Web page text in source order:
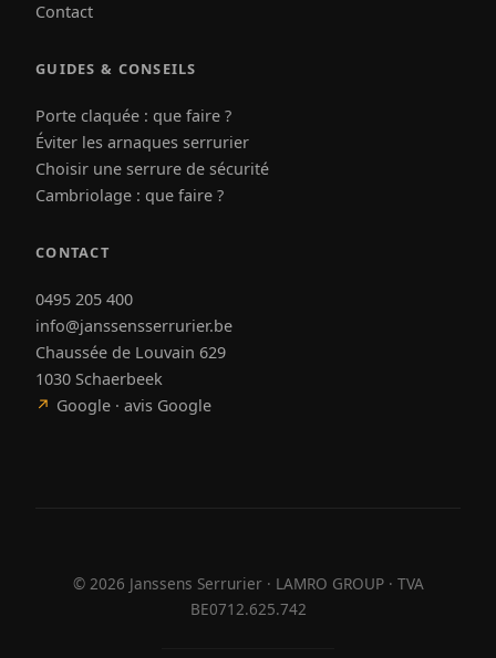
Contact
GUIDES & CONSEILS
Porte claquée : que faire ?
Éviter les arnaques serrurier
Choisir une serrure de sécurité
Cambriolage : que faire ?
CONTACT
0495 205 400
info@janssensserrurier.be
Chaussée de Louvain 629
1030 Schaerbeek
↗ Google · avis Google
© 2026 Janssens Serrurier · LAMRO GROUP · TVA
BE0712.625.742